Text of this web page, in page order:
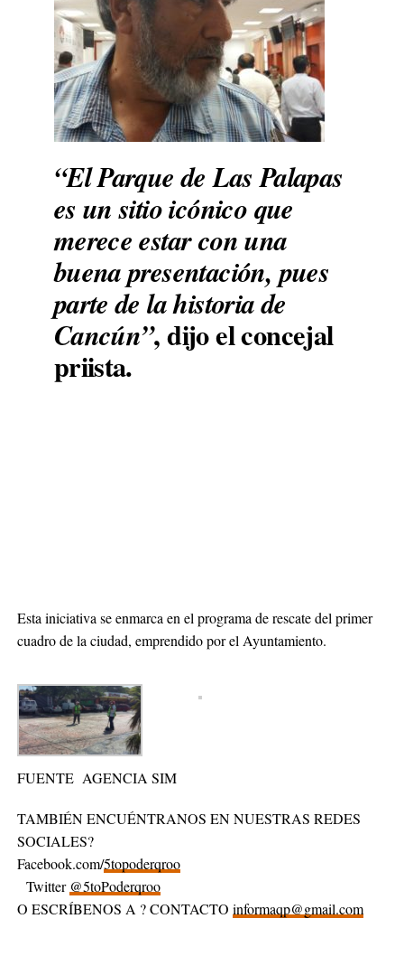
“El Parque de Las Palapas
es un sitio icónico que
merece estar con una
buena presentación, pues
parte de la historia de
Cancún”, dijo el concejal
priista.
Esta iniciativa se enmarca en el programa de rescate del primer
cuadro de la ciudad, emprendido por el Ayuntamiento.
FUENTE AGENCIA SIM
TAMBIÉN ENCUÉNTRANOS EN NUESTRAS REDES
SOCIALES?
Facebook.com/5topoderqroo
Twitter @5toPoderqroo
O ESCRÍBENOS A ? CONTACTO informaqp@gmail.com